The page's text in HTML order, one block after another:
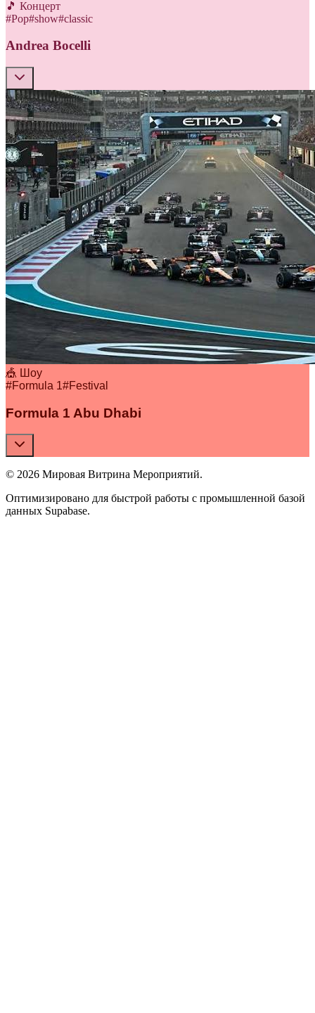
🎵 Концерт
#Pop#show#classic
Andrea Bocelli
🎪 Шоу
#Formula 1#Festival
Formula 1 Abu Dhabi
© 2026 Мировая Витрина Мероприятий.
Оптимизировано для быстрой работы с промышленной базой
данных Supabase.